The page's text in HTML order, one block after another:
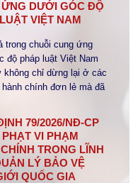
DƯỚI GÓC ĐỘ
VIỆT NAM
trong chuỗi cung ứng
độ pháp luật Việt Nam
không chỉ dừng lại ở các
chính đơn lẻ mà đã
79/2026/NĐ-CP
VI PHẠM
TRONG LĨNH
LÝ BẢO VỆ
QUỐC GIA